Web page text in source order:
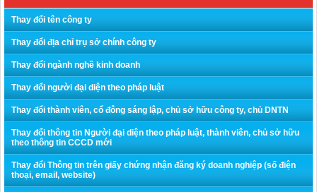
Thay đổi tên công ty
Thay đổi địa chỉ trụ sở chính công ty
Thay đổi ngành nghề kinh doanh
Thay đổi người đại diện theo pháp luật
Thay đổi thành viên, cổ đông sáng lập, chủ sở hữu công ty, chủ DNTN
Thay đổi thông tin Người đại diện theo pháp luật, thành viên, chủ sở hữu
theo thông tin CCCD mới
Thay đổi Thông tin trên giấy chứng nhận đăng ký doanh nghiệp (số điện
thoại, email, website)